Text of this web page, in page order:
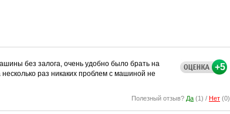
+5
без залога, очень удобно было брать на
раз никаких проблем с машиной не
Полезный отзыв? Да (1) / Нет (0)